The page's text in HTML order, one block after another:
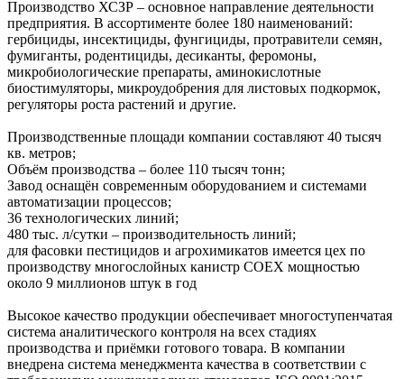
Производство ХСЗР – основное направление деятельности
предприятия. В ассортименте более 180 наименований:
гербициды, инсектициды, фунгициды, протравители семян,
фумиганты, родентициды, десиканты, феромоны,
микробиологические препараты, аминокислотные
биостимуляторы, микроудобрения для листовых подкормок,
регуляторы роста растений и другие.
Производственные площади компании составляют 40 тысяч
кв. метров;
Объём производства – более 110 тысяч тонн;
Завод оснащён современным оборудованием и системами
автоматизации процессов;
36 технологических линий;
480 тыс. л/сутки – производительность линий;
для фасовки пестицидов и агрохимикатов имеется цех по
производству многослойных канистр COEX мощностью
около 9 миллионов штук в год
Высокое качество продукции обеспечивает многоступенчатая
система аналитического контроля на всех стадиях
производства и приёмки готового товара. В компании
внедрена система менеджмента качества в соответствии с